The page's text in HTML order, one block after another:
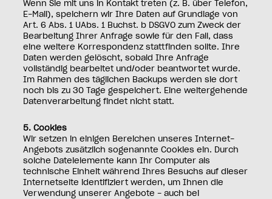
Wenn Sie mit uns in Kontakt treten (z. B. über Telefon,
E-Mail), speichern wir Ihre Daten auf Grundlage von
Art. 6 Abs. 1 UAbs. 1 Buchst. b DSGVO zum Zweck der
Bearbeitung Ihrer Anfrage sowie für den Fall, dass
eine weitere Korrespondenz stattfinden sollte. Ihre
Daten werden gelöscht, sobald Ihre Anfrage
vollständig bearbeitet und/oder beantwortet wurde.
Im Rahmen des täglichen Backups werden sie dort
noch bis zu 30 Tage gespeichert. Eine weitergehende
Datenverarbeitung findet nicht statt.
5. Cookies
Wir setzen in einigen Bereichen unseres Internet-
Angebots zusätzlich sogenannte Cookies ein. Durch
solche Dateielemente kann Ihr Computer als
technische Einheit während Ihres Besuchs auf dieser
Internetseite identifiziert werden, um Ihnen die
Verwendung unserer Angebote - auch bei